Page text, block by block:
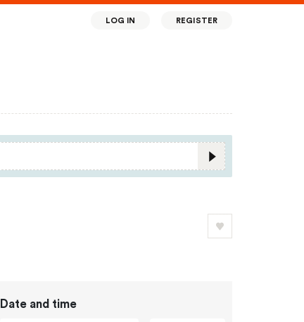
LOG IN REGISTER
Date and time